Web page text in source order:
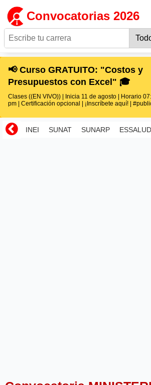
Convocatorias 2026
📢 Curso GRATUITO: "Costos y
Presupuestos con Excel" 🎓
Clases ((EN VIVO)) | Inicia 11 de agosto | Horario
pm | Certificación opcional | ¡Inscríbete aquí! |
INEI SUNAT SUNARP ESSALUD